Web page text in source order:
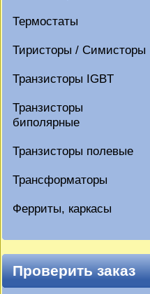
Термостаты
Тиристоры / Симисторы
Транзисторы IGBT
Транзисторы
биполярные
Транзисторы полевые
Трансформаторы
Ферриты, каркасы
Проверить заказ